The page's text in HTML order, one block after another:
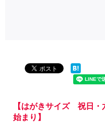
【はがきサイズ 祝日
始まり】